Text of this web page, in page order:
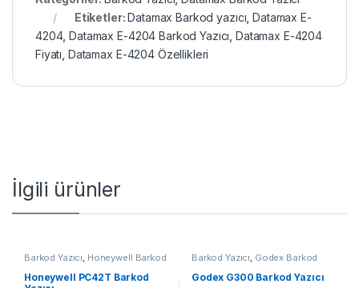
Etiketler:Datamax Barkod yazıcı ,Datamax E-
4204,Datamax E-4204 Barkod Yazıcı ,Datamax E-4204
Fiyatı Datamax E-4204 Özellikleri
İlgili ürünler
Barkod Yazıcı, Honeywell Barkod
Honeywell PC42T Barkod
Barkod Yazıcı, Godex Barkod
Godex G300 Barkod Yazıcı